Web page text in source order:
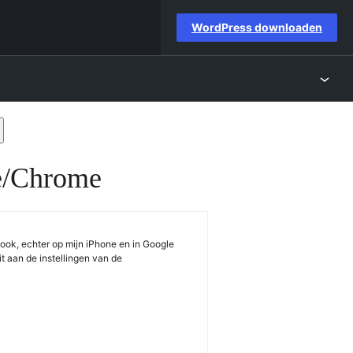
WordPress downloaden
Chrome
echter op mijn iPhone en in Google
aan de instellingen van de